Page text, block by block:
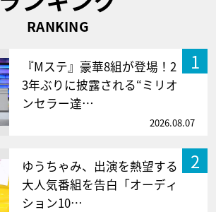
RANKING
1
『Mステ』豪華8組が登場！2
3年ぶりに披露される“ミリオ
ンセラー達…
2026.08.07
2
ゆうちゃみ、出演を熱望する
大人気番組を告白「オーディ
ション10…